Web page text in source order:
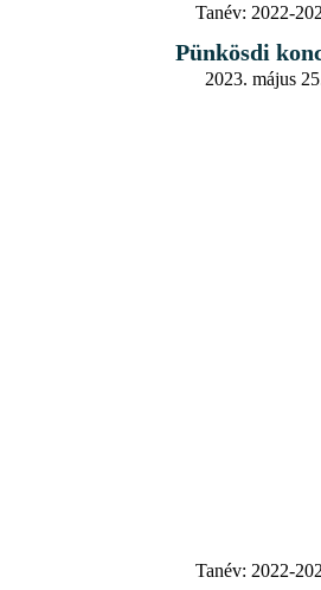
Tanév: 2022-
Pünkösdi
2023. május
Tanév: 2022-